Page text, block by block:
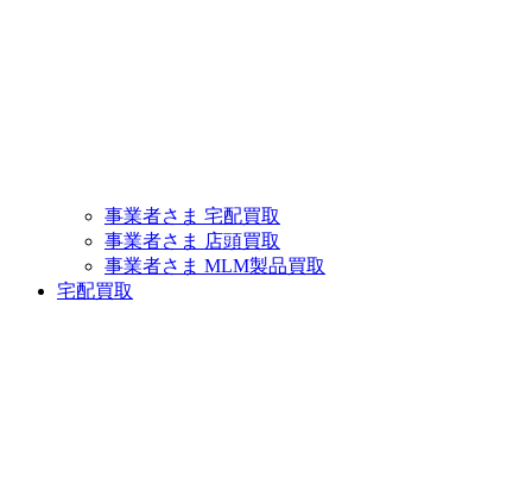
事業者さま 宅配買取
事業者さま 店頭買取
事業者さま MLM製品買取
宅配買取